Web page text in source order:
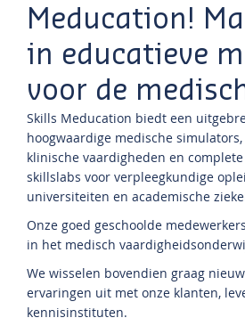
Meducation!
in educatieve
voor de
Skills Meducation biedt een
hoogwaardige medische
klinische vaardigheden en
skillslabs voor verpleegkundige
universiteiten en academische
Onze goed geschoolde
in het medisch
We wisselen bovendien graag
ervaringen uit met onze klanten,
kennisinstituten.